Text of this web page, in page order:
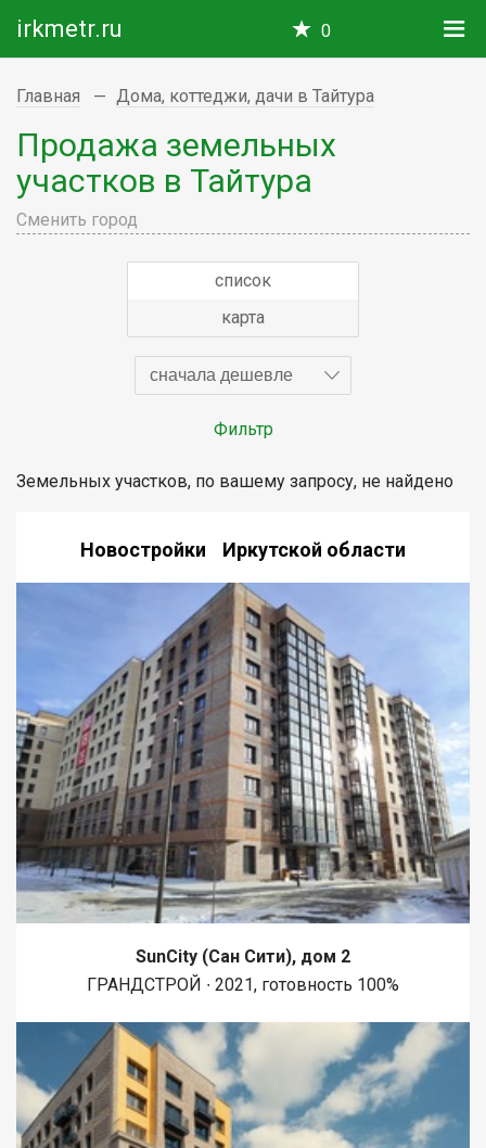
irkmetr.ru 0
Главная Дома, коттеджи, дачи в Тайтура
Продажа земельных
участков в Тайтура
Сменить город
список
карта
сначала дешевле
Фильтр
Земельных участков, по вашему запросу, не найдено
Новостройки Иркутской области
SunCity (Сан Сити), дом 2
ГРАНДСТРОЙ ∙ 2021, готовность 100%